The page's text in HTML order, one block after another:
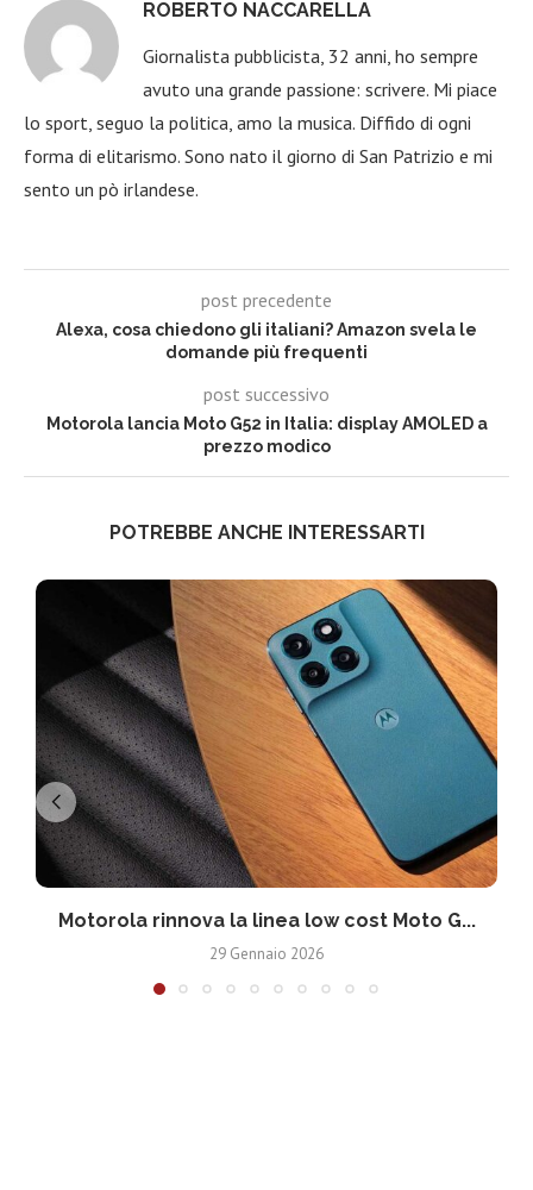
ROBERTO NACCARELLA
Giornalista pubblicista, 32 anni, ho sempre
avuto una grande passione: scrivere. Mi piace
lo sport, seguo la politica, amo la musica. Diffido di ogni
forma di elitarismo. Sono nato il giorno di San Patrizio e mi
sento un pò irlandese.
post precedente
Alexa, cosa chiedono gli italiani? Amazon svela le
domande più frequenti
post successivo
Motorola lancia Moto G52 in Italia: display AMOLED a
prezzo modico
POTREBBE ANCHE INTERESSARTI
Motorola rinnova la linea low cost Moto G...
29 Gennaio 2026